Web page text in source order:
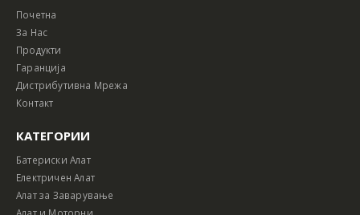
Почетна
За Нас
Продукти
Гаранција
Дистрибутивна Мрежа
Контакт
КАТЕГОРИИ
Батериски Алат
Електричен Алат
Алат за Заварување